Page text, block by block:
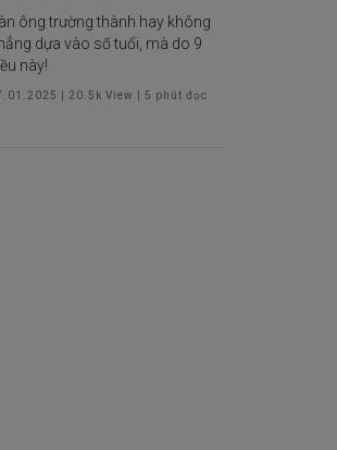
ông trường thành hay không
dựa vào số tuổi, mà do 9
này!
20.5k View | 5 phút đọc